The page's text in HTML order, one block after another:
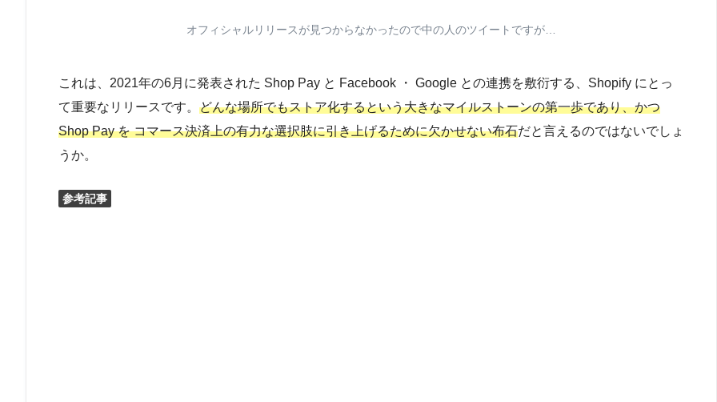
オフィシャルリリースが見つからなかったので中の人のツイートですが…
これは、 2021年の6月に発表された Shop Pay と Facebook ・ Google との連携を敷衍する、Shopify にとっ
て重要なリリースです。 どんな場所でもストア化するという大きなマイルストーンの第一歩であり、かつ
Shop Pay を コマース決済上の有力な選択肢に引き上げるために欠かせない布石だと言えるのではないでしょ
うか。
参考記事